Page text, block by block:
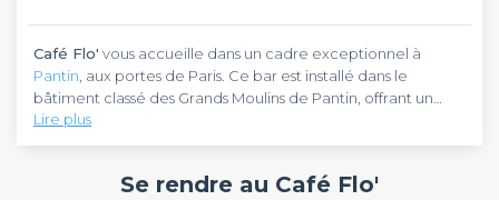
Café Flo' vous accueille dans un cadre exceptionnel à
Pantin , aux portes de Paris. Ce bar est installé dans le
bâtiment classé des Grands Moulins de Pantin, offrant un
espace généreux pour vos événements en groupe. Vous
pouvez rejoindre cet établissement en empruntant les
pleine effervescence culturelle.
Café Flo’est un bar au concept unique qui mise sur l'alliance
L'établissement dispose d'un grand espace intérieur parfait
Lire plus
Se rendre au Café Flo'